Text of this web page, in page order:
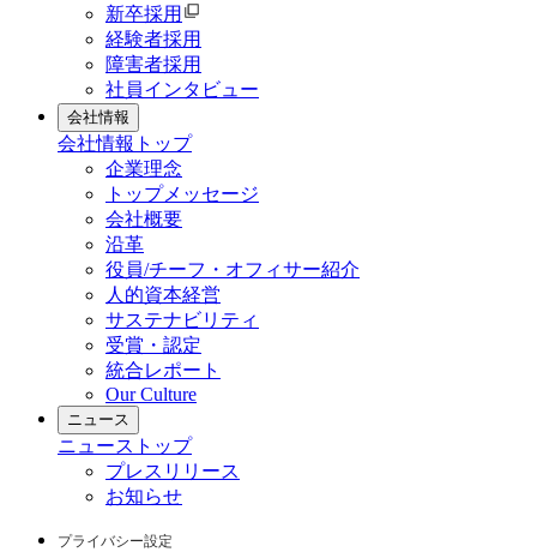
新卒採用
経験者採用
障害者採用
社員インタビュー
会社情報
会社情報 トップ
企業理念
トップメッセージ
会社概要
沿革
役員/チーフ・オフィサー紹介
人的資本経営
サステナビリティ
受賞・認定
統合レポート
Our Culture
ニュース
ニュース トップ
プレスリリース
お知らせ
プライバシー設定